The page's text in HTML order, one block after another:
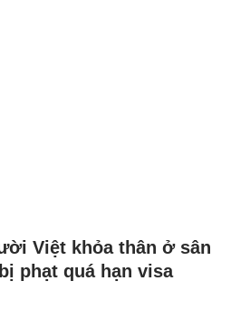
Việt khỏa thân ở sân
phạt quá hạn visa